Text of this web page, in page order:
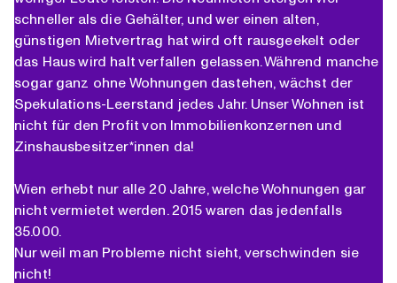
schneller als die Gehälter, und wer einen alten,
günstigen Mietvertrag hat wird oft rausgeekelt oder
das Haus wird halt verfallen gelassen. Während manche
sogar ganz ohne Wohnungen dastehen, wächst der
Spekulations-Leerstand jedes Jahr. Unser Wohnen ist
nicht für den Profit von Immobilienkonzernen und
Zinshausbesitzer*innen da!
Wien erhebt nur alle 20 Jahre, welche Wohnungen gar
nicht vermietet werden. 2015 waren das jedenfalls
35.000.
Nur weil man Probleme nicht sieht, verschwinden sie
nicht!